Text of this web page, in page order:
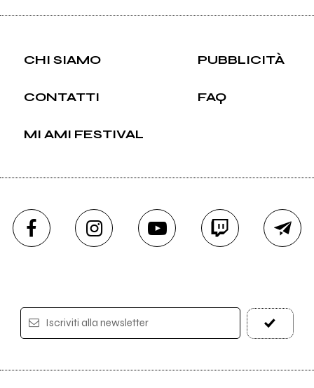
CHI SIAMO PUBBLICITÀ
CONTATTI FAQ
MI AMI FESTIVAL
Iscriviti alla newsletter